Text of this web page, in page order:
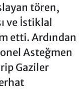
tören,
ve İstiklal
etti. Ardından
Asteğmen
Gaziler